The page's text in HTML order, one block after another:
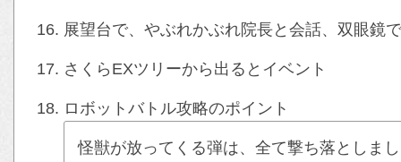
展望台で、やぶれかぶれ院長と会話、双眼鏡
さくらEXツリーから出るとイベント
ロボットバトル攻略のポイント
怪獣が放ってくる弾は、全て撃ち落としま